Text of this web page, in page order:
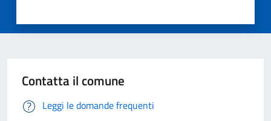
Contatta il comune
Leggi le domande frequenti